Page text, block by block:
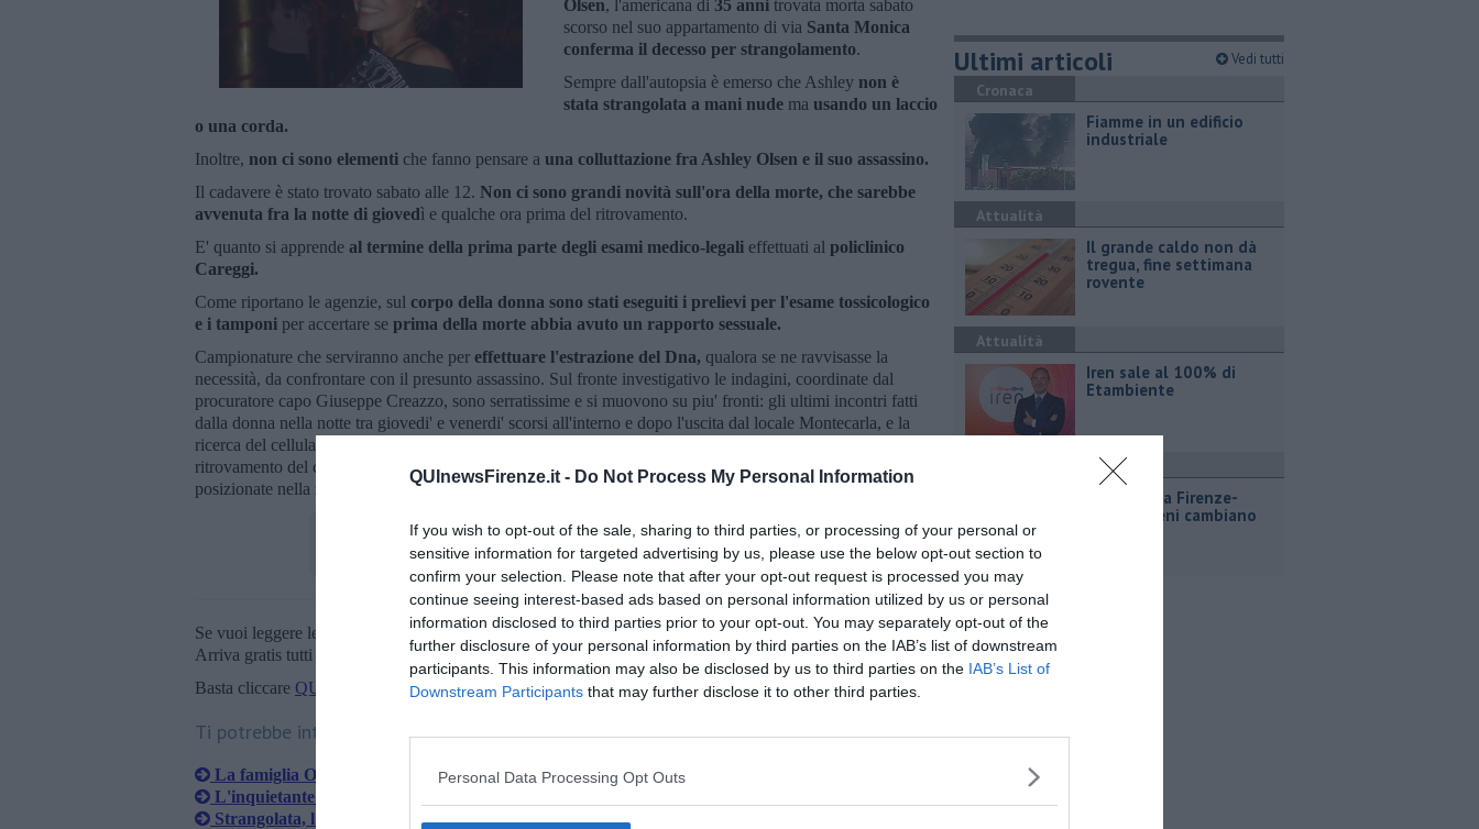
QUInewsFirenze.it - Do Not Process My Personal Information
If you wish to opt-out of the sale, sharing to third parties, or processing of your personal or
sensitive information for targeted advertising by us, please use the below opt-out section to
confirm your selection. Please note that after your opt-out request is processed you may
continue seeing interest-based ads based on personal information utilized by us or personal
information disclosed to third parties prior to your opt-out. You may separately opt-out of the
further disclosure of your personal information by third parties on the IAB’s list of downstream
participants. This information may also be disclosed by us to third parties on the IAB’s List of
Downstream Participants that may further disclose it to other third parties.
Personal Data Processing Opt Outs
Olsen, l'americana di 35 anni trovata morta sabato
scorso nel suo appartamento di via Santa Monica
conferma il decesso per strangolamento.
Sempre dall'autopsia è emerso che Ashley non è
stata strangolata a mani nude ma usando un laccio
o una corda.
Inoltre, non ci sono elementi che fanno pensare a una colluttazione fra Ashley Olsen e il suo assassino.
Il cadavere è stato trovato sabato alle 12. Non ci sono grandi novità sull'ora della morte, che sarebbe
avvenuta fra la notte di giovedì e qualche ora prima del ritrovamento.
E' quanto si apprende al termine della prima parte degli esami medico-legali effettuati al policlinico
Careggi.
Come riportano le agenzie, sul corpo della donna sono stati eseguiti i prelievi per l'esame tossicologico
e i tamponi per accertare se prima della morte abbia avuto un rapporto sessuale.
Campionature che serviranno anche per effettuare l'estrazione del Dna, qualora se ne ravvisasse la
necessità, da confrontare con il presunto assassino. Sul fronte investigativo le indagini, coordinate dal
procuratore capo Giuseppe Creazzo, sono serratissime e si muovono su piu' fronti: gli ultimi incontri fatti
dalla donna nella notte tra giovedi' e venerdi' scorsi all'interno e dopo l'uscita dal locale Montecarla, e la
ricerca del cellulare della donna che risulta staccato dal mattino di venerdi', il giorno precedente al
ritrovamento del cadavere e che non si trova. Ma anche dall'analisi dei filmati ripresi dalle telecamere
posizionate nella zona dove Ashley viveva.
Se vuoi leggere le notizie principali della Toscana iscriviti allaNewsletter QUInews - ToscanaMedia.
Arriva gratis tutti i giorni alle 20:00 direttamente nella tua casella di posta.
Basta cliccare QUI
Ti potrebbe interessare anche:
La famiglia Olsen 'Un dolore straziante'
L'inquietante scritta vicino al portone di Ashley
Strangolata, l'alibi del fidanzato regge
Ultimi articoli Vedi tutti
Cronaca
Fiamme in un edificio
industriale
Attualità
Il grande caldo non dà
tregua, fine settimana
rovente
Attualità
Iren sale al 100% di
Etambiente
Lavori sulla Firenze-
Roma, i treni cambiano